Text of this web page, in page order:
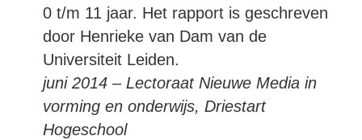
0 t/m 11 jaar. Het rapport is geschreven
door Henrieke van Dam van de
Universiteit Leiden.
juni 2014 – Lectoraat Nieuwe Media in
vorming en onderwijs, Driestart
Hogeschool